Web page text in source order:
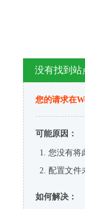
没有找到站
您的请求在
可能原因：
您没有将
配置文件
如何解决：